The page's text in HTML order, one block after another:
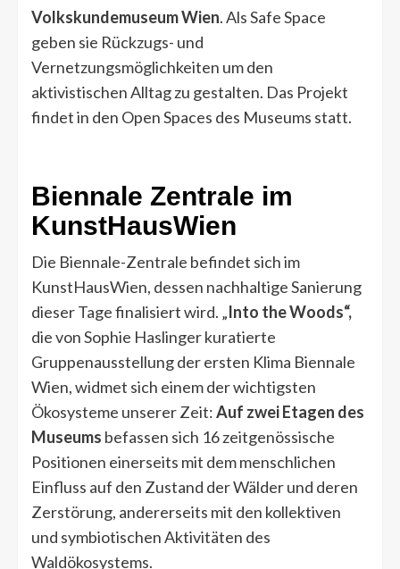
Volkskundemuseum Wien. Als Safe Space
geben sie Rückzugs- und
Vernetzungsmöglichkeiten um den
aktivistischen Alltag zu gestalten. Das Projekt
findet in den Open Spaces des Museums statt.
Biennale Zentrale im
KunstHausWien
Die Biennale-Zentrale befindet sich im
KunstHausWien, dessen nachhaltige Sanierung
dieser Tage finalisiert wird. „Into the Woods“,
die von Sophie Haslinger kuratierte
Gruppenausstellung der ersten Klima Biennale
Wien, widmet sich einem der wichtigsten
Ökosysteme unserer Zeit:Auf zwei Etagen des
Museums befassen sich 16 zeitgenössische
Positionen einerseits mit dem menschlichen
Einfluss auf den Zustand der Wälder und deren
Zerstörung, andererseits mit den kollektiven
und symbiotischen Aktivitäten des
Waldökosystems.